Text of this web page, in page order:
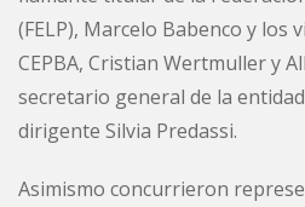
(FELP), Marcelo Babenco y los
CEPBA, Cristian Wertmuller y
secretario general de la
dirigente Silvia Predassi.
Asimismo concurrieron